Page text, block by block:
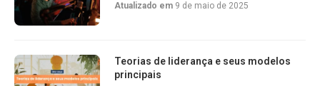
Atualizado em 9 de maio de 2025
Teorias de liderança e seus modelos
principais